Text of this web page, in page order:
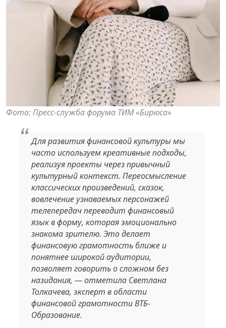
Фото: Пресс-служба форума ТИМ «Бирюса»
Для развития финансовой культуры мы
часто используем креативные подходы,
реализуя проекты через привычный
культурный контекст. Переосмысление
классических произведений, сказок,
вовлечение узнаваемых персонажей
телепередач переводит финансовый
язык в форму, которая эмоционально
знакома зрителю. Это делает
финансовую грамотность ближе и
понятнее широкой аудитории,
позволяет говорить о сложном без
назидания, — отметила Светлана
Толкачева, эксперт в области
финансовой грамотности ВТБ-
Образование.